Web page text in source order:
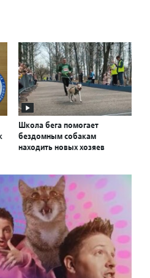
Школа бега помогает
бездомным собакам
находить новых хозяев